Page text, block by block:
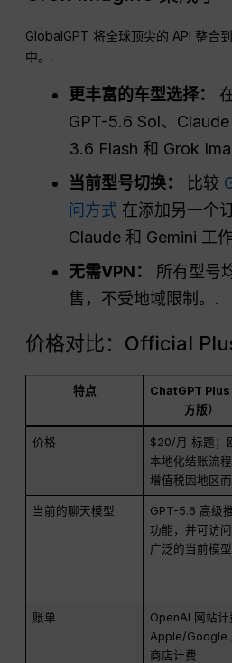
GlobalGPT 将全球顶尖的 API 整合
中。.
更丰富的车型选择：
GPT-5.6 Sol、
3.6 Flash 和 Grok
当前型号切换：
比较
问方式 在添加另一个
Claude 和 Gemini 工
无需VPN：
所有型号
售，不受地域限制。.
价格对比：Official
特点
ChatGPT Plus
方版）
价格
$20/月 标题；
本地化结账流
增值税因地区
当前的聊天模型
GPT-5.6 高级
功能，并可访
广泛的当前模型
账单
OpenAI 网站计
Apple/Google
商店计费